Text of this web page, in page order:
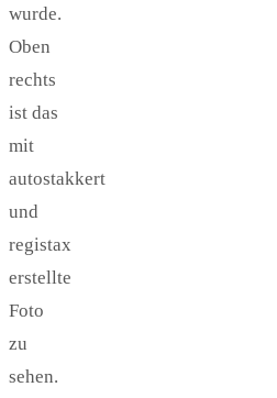
wurde.
Oben
rechts
ist das
mit
autostakkert
und
registax
erstellte
Foto
zu
sehen.